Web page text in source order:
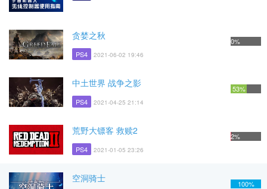
贪婪之秋
PS4 2021-06-02 19:46
0%
中土世界 战争之影
PS4 2021-04-25 21:14
53%
荒野大镖客 救赎2
PS4 2021-01-05 23:26
2%
空洞骑士 100%